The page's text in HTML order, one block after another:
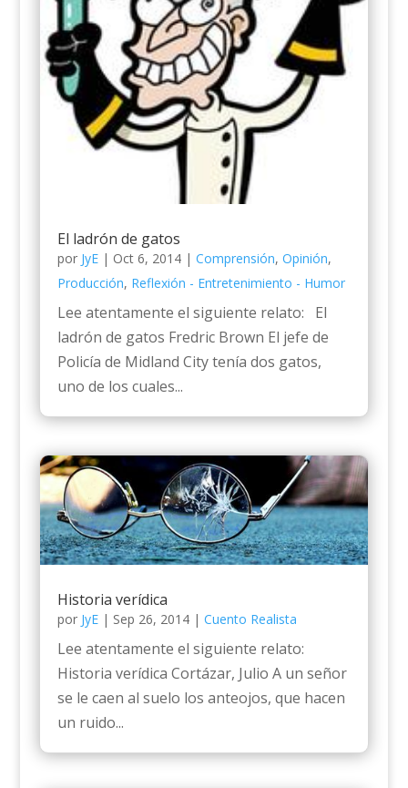
El ladrón de gatos
por JyE| Oct 6, 2014| Comprensión, Opinión,
Producción, Reflexión - Entretenimiento - Humor
Lee atentamente el siguiente relato: El
ladrón de gatos Fredric Brown El jefe de
Policía de Midland City tenía dos gatos,
uno de los cuales...
Historia verídica
por JyE| Sep 26, 2014| Cuento Realista
Lee atentamente el siguiente relato:
Historia verídica Cortázar, Julio A un señor
se le caen al suelo los anteojos, que hacen
un ruido...